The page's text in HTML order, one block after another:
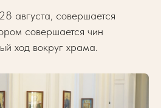
августа, совершается
совершается чин
ход вокруг храма.